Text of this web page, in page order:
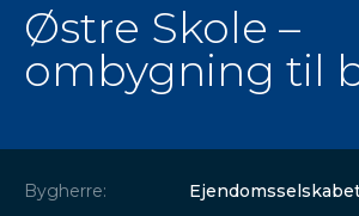
Østre Skole –
ombygning til
Bygherre: